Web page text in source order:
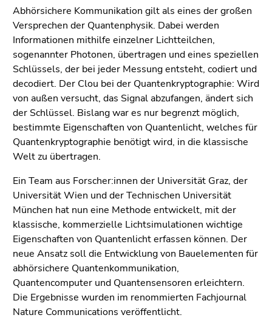
5)
Zu
den
Seiteneinstellungen
(Benutzer/Sprache)
(Zugriffstaste
8)
Zur
Suche
(Zugriffstaste
9)
Abhörsichere Kommunikation gilt als eines der großen
Versprechen der Quantenphysik. Dabei werden
Informationen mithilfe einzelner Lichtteilchen,
sogenannter Photonen, übertragen und eines speziellen
Schlüssels, der bei jeder Messung entsteht, codiert und
decodiert. Der Clou bei der Quantenkryptographie: Wird
von außen versucht, das Signal abzufangen, ändert sich
der Schlüssel. Bislang war es nur begrenzt möglich,
bestimmte Eigenschaften von Quantenlicht, welches für
Quantenkryptographie benötigt wird, in die klassische
Welt zu übertragen.
Ein Team aus Forscher:innen der Universität Graz, der
Universität Wien und der Technischen Universität
München hat nun eine Methode entwickelt, mit der
klassische, kommerzielle Lichtsimulationen wichtige
Eigenschaften von Quantenlicht erfassen können. Der
neue Ansatz soll die Entwicklung von Bauelementen für
abhörsichere Quantenkommunikation,
Quantencomputer und Quantensensoren erleichtern.
Die Ergebnisse wurden im renommierten Fachjournal
Nature Communications veröffentlicht.